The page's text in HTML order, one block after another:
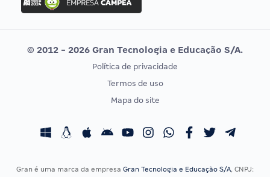
Concurso MPU
Editais publicados
Vunesp
CONCURSOS POR PROFISSÃO
Concursos Fiscais
EXAME DE ORDEM
Calendário OAB
© 2012 - 2026 Gran Tecnologia e Educação S/A.
Política de privacidade
Termos de uso
Mapa do site
Gran é uma marca da empresa Gran Tecnologia e Educação S/A, CNPJ: